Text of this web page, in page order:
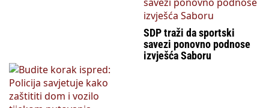
SDP traži da sportski
savezi ponovno podnose
izvješća Saboru